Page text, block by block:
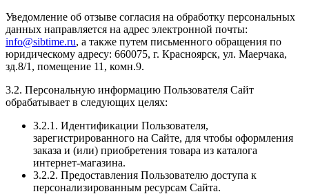
Уведомление об отзыве согласия на обработку персональных
данных направляется на адрес электронной почты:
info@sibtime.ru, а также путем письменного обращения по
юридическому адресу: 660075, г. Красноярск, ул. Маерчака,
зд.8/1, помещение 11, комн.9.
3.2. Персональную информацию Пользователя Сайт
обрабатывает в следующих целях:
3.2.1. Идентификации Пользователя,
зарегистрированного на Сайте, для чтобы оформления
заказа и (или) приобретения товара из каталога
интернет-магазина.
3.2.2. Предоставления Пользователю доступа к
персонализированным ресурсам Сайта.